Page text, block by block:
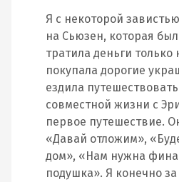
Я с некоторой
на Сьюзен, которая
тратила деньги только
покупала дорогие
ездила
совместной жизни с
первое путешествие.
«Давай отложим»,
дом», «Нам нужна
подушка». Я конечно